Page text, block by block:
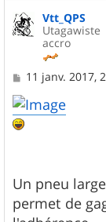
Vtt_QPS
Utagawiste
accro
M
s
s
a
11 janv. 2017,
Un pneu
permet de